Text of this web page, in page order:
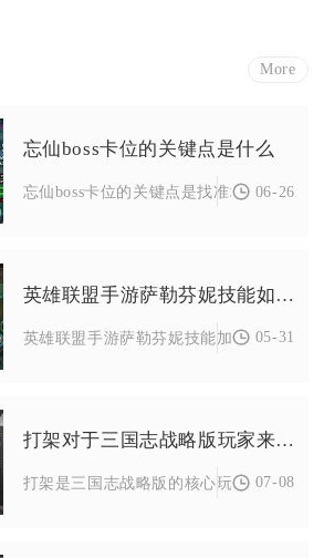
More
忘仙boss卡位的关键点是什么
忘仙boss卡位的关键点是找准地形死角、
06-26
英雄联盟手游萨勒芬妮技能如何加点
英雄联盟手游萨勒芬妮技能加点需分位置
05-31
打架对于三国志战略版玩家来说有什么意义
打架是三国志战略版的核心玩法，是玩家
07-08